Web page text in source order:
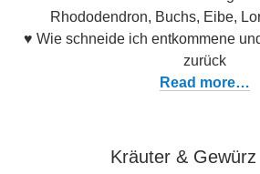
Rhododendron, Buchs, Eibe,
♥ Wie schneide ich entkommene
zurück
Read more…
Kräuter &